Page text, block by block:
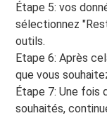
Étape 5: vos
sélectionnez
outils.
Etape 6: Après
que vous
Étape 7: Une fois
souhaités,